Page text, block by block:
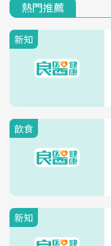
熱門推薦
新知
飲食
新知